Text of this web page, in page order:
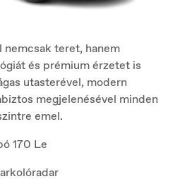
nemcsak teret, hanem
és prémium érzetet is
utasterével, modern
megjelenésével minden
emel.
170 Le